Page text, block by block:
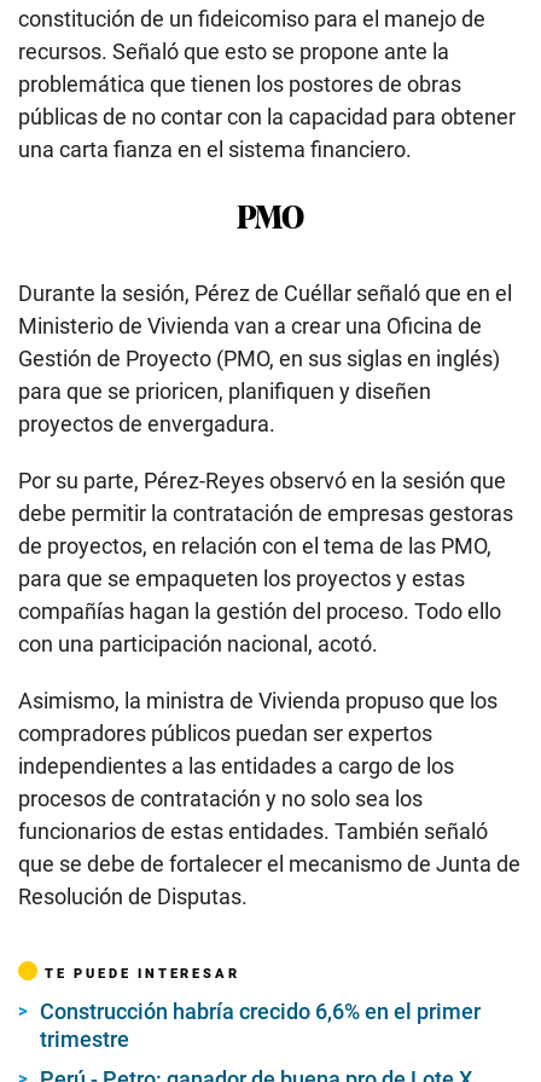
constitución de un fideicomiso para el manejo de
recursos. Señaló que esto se propone ante la
problemática que tienen los postores de obras
públicas de no contar con la capacidad para obtener
una carta fianza en el sistema financiero.
PMO
Durante la sesión, Pérez de Cuéllar señaló que en el
Ministerio de Vivienda van a crear una Oficina de
Gestión de Proyecto (PMO, en sus siglas en inglés)
para que se prioricen, planifiquen y diseñen
proyectos de envergadura.
Por su parte, Pérez-Reyes observó en la sesión que
debe permitir la contratación de empresas gestoras
de proyectos, en relación con el tema de las PMO,
para que se empaqueten los proyectos y estas
compañías hagan la gestión del proceso. Todo ello
con una participación nacional, acotó.
Asimismo, la ministra de Vivienda propuso que los
compradores públicos puedan ser expertos
independientes a las entidades a cargo de los
procesos de contratación y no solo sea los
funcionarios de estas entidades. También señaló
que se debe de fortalecer el mecanismo de Junta de
Resolución de Disputas.
TE PUEDE INTERESAR
Construcción habría crecido 6,6% en el primer
trimestre